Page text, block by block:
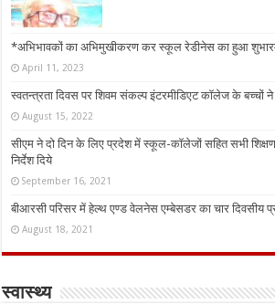
*अभिभावकों का अभिमुखीकरण कर स्कूल रेडीनेस का हुआ
April 11, 2023
स्वतन्त्रता दिवस पर शिवम संकल्प इंटरमीडिएट कॉलेज के बच्चों
August 15, 2022
सीएम ने दो दिन के लिए प्रदेश में स्कूल-कॉलेजों सहित सभी
निर्देश दिये
September 16, 2021
बीआरसी परिसर में हेल्थ एण्ड वेलनेस एम्बेसडर का चार दिवसीय
August 18, 2021
स्वास्थ्य